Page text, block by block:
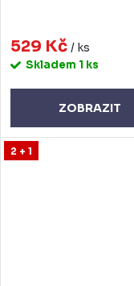
529 Kč / ks
Skladem 1 ks
ZOBRAZIT
2 + 1